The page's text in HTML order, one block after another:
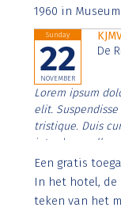
1960 in
Sunday
22
NOVEMBER
De
Lorem ipsum
elit.
tristique. Duis
interdum nulla,
Aenean
imperdiet. Nunc
Een gratis
In het hotel,
teken van het